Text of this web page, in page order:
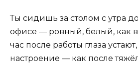
Ты сидишь за столом с утра
офисе — ровный, белый, как
час после работы глаза
настроение — как после